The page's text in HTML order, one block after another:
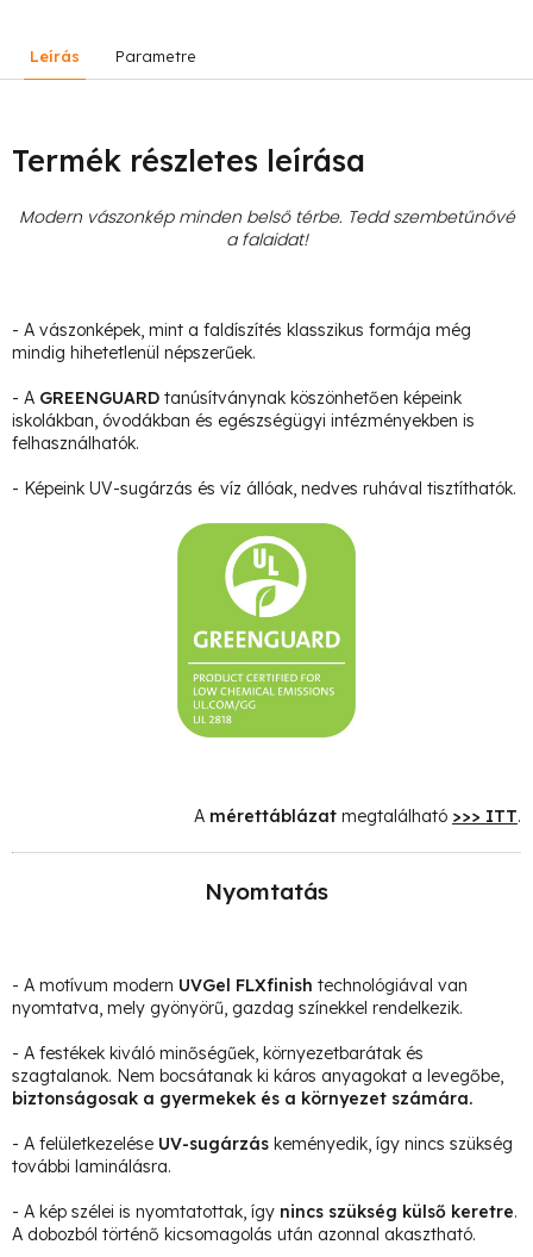
Leírás Parametre
Termék részletes leírása
Modern vászonkép minden belső térbe. Tedd szembetűnővé
a falaidat!
- A vászonképek, mint a faldíszítés klasszikus formája még
mindig hihetetlenül népszerűek.
- A GREENGUARD tanúsítványnak köszönhetően képeink
iskolákban, óvodákban és egészségügyi intézményekben is
felhasználhatók.
- Képeink UV-sugárzás és víz állóak, nedves ruhával tisztíthatók.
A mérettáblázat megtalálható >>> ITT.
Nyomtatás
- A motívum modern UVGel FLXfinish technológiával van
nyomtatva, mely gyönyörű, gazdag színekkel rendelkezik.
- A festékek kiváló minőségűek, környezetbarátak és
szagtalanok. Nem bocsátanak ki káros anyagokat a levegőbe,
biztonságosak a gyermekek és a környezet számára.
- A felületkezelése UV-sugárzás keményedik, így nincs szükség
további laminálásra.
- A kép szélei is nyomtatottak, így nincs szükség külső keretre.
A dobozból történő kicsomagolás után azonnal akasztható.